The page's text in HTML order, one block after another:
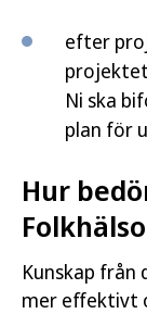
efter
Ni ska
plan för
Hur
Kunskap
mer effektivt